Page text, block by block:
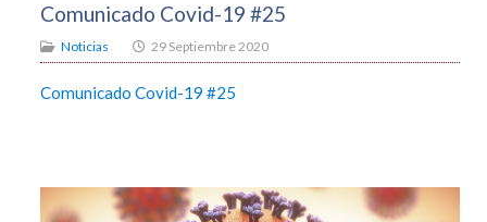
Comunicado Covid-19 #25
Noticias 29 Septiembre 2020
Comunicado Covid-19 #25